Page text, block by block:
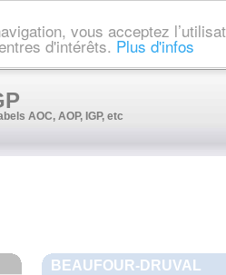
vous acceptez
d'intérêts. Plus d'infos
AOC, AOP, IGP, etc
BEAUFOUR-DRUVAL